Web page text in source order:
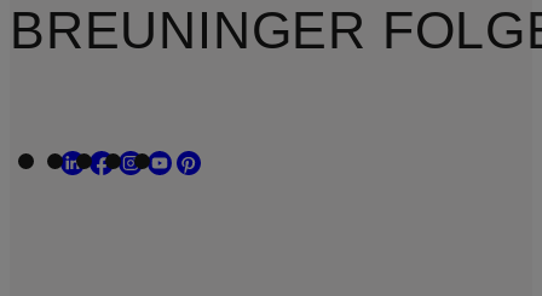
BREUNINGER